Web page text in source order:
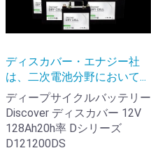
ディスカバー・エナジー社
は、二次電池分野において...
ディープサイクルバッテリー
Discover ディスカバー 12V
128Ah20h率 Dシリーズ
D121200DS